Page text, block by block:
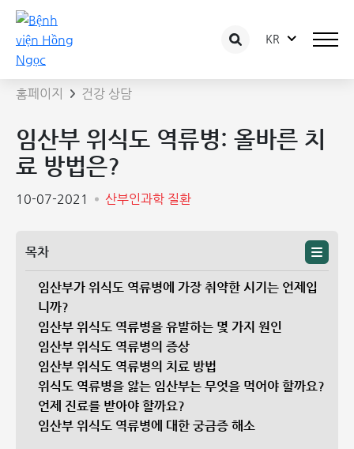
KR
상담 글 상세보기
홈페이지 건강 상담
임산부 위식도 역류병: 올바른 치
료 방법은?
10-07-2021 산부인과학 질환
목차
임산부가 위식도 역류병에 가장 취약한 시기는 언제입
니까?
임산부 위식도 역류병을 유발하는 몇 가지 원인
임산부 위식도 역류병의 증상
임산부 위식도 역류병의 치료 방법
위식도 역류병을 앓는 임산부는 무엇을 먹어야 할까요?
언제 진료를 받아야 할까요?
임산부 위식도 역류병에 대한 궁금증 해소